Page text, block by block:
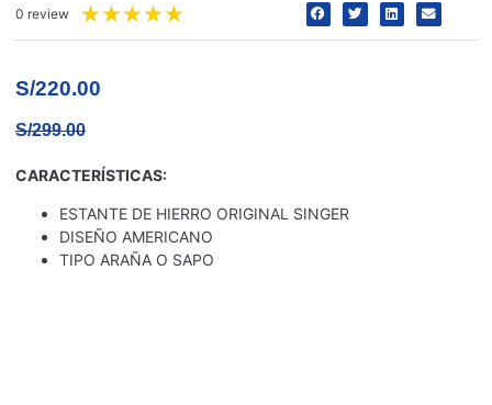
0 review ★★★★★
S/220.00
S/299.00
CARACTERÍSTICAS:
ESTANTE DE HIERRO ORIGINAL SINGER
DISEÑO AMERICANO
TIPO ARAÑA O SAPO